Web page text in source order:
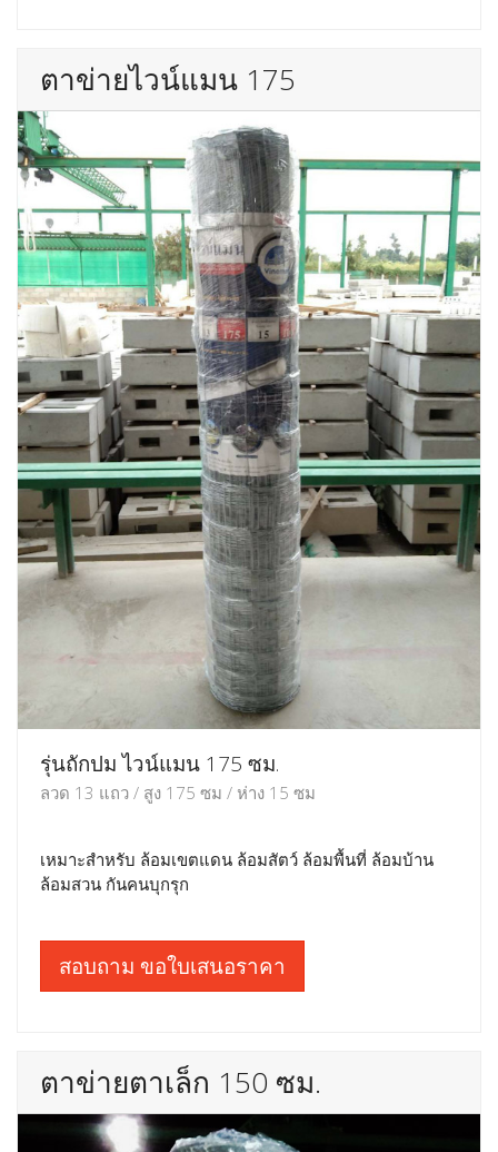
ตาข่ายไวน์แมน 175
รุ่นถักปม ไวน์แมน 175 ซม.
ลวด 13 แถว / สูง 175 ซม / ห่าง 15 ซม
เหมาะสำหรับ ล้อมเขตแดน ล้อมสัตว์ ล้อมพื้นที่ ล้อมบ้าน
ล้อมสวน กันคนบุกรุก
สอบถาม ขอใบเสนอราคา
ตาข่ายตาเล็ก 150 ซม.